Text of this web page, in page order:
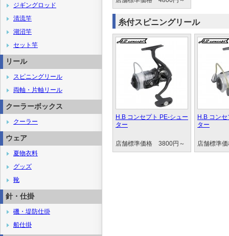
糸付スピニングリール
H.B コンセプト PE-シュー
ター
店舗標準価格 3800円～
H.B コン
ター
店舗標準
ジギングロッド
清流竿
湖沼竿
セット竿
リール
スピニングリール
両軸・片軸リール
クーラーボックス
クーラー
ウェア
夏物衣料
グッズ
靴
針・仕掛
磯・堤防仕掛
船仕掛